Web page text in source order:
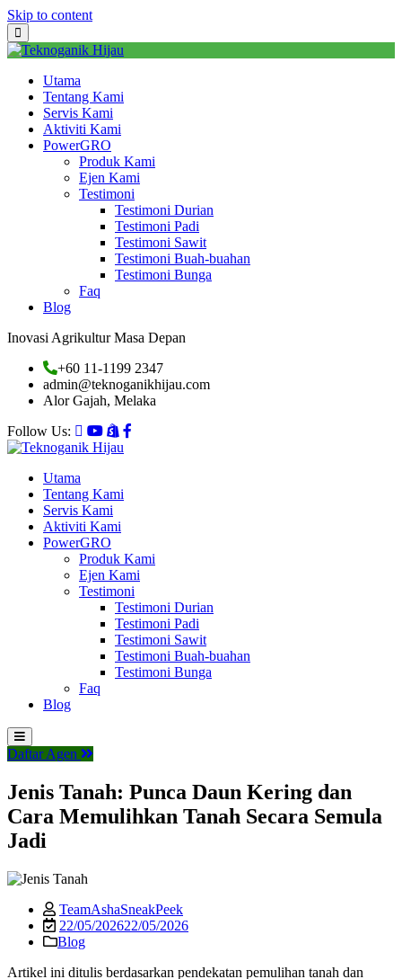
Skip to content
Utama
Tentang Kami
Servis Kami
Aktiviti Kami
PowerGRO
Produk Kami
Ejen Kami
Testimoni
Testimoni Durian
Testimoni Padi
Testimoni Sawit
Testimoni Buah-buahan
Testimoni Bunga
Faq
Blog
Inovasi Agrikultur Masa Depan
+60 11-1199 2347
admin@teknoganikhijau.com
Alor Gajah, Melaka
Follow Us:
Utama
Tentang Kami
Servis Kami
Aktiviti Kami
PowerGRO
Produk Kami
Ejen Kami
Testimoni
Testimoni Durian
Testimoni Padi
Testimoni Sawit
Testimoni Buah-buahan
Testimoni Bunga
Faq
Blog
Daftar Agen
Jenis Tanah: Punca Daun Kering dan
Cara Memulihkan Tanah Secara Semula
Jadi
TeamAshaSneakPeek
22/05/202622/05/2026
Blog
Artikel ini ditulis berdasarkan pendekatan pemulihan tanah dan